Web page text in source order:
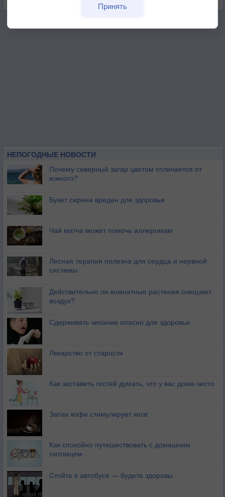
НЕПОГОДНЫЕ НОВОСТИ
Почему северный загар цветом отличается от
южного?
Букет сирени вреден для здоровья
Чай матча может помочь аллергикам
Лесная терапия полезна для сердца и нервной
системы
Действительно ли комнатные растения очищают
воздух?
Сдерживать чихание опасно для здоровья
Лекарство от старости
Как заставить гостей думать, что у вас дома чисто
Запах кофе стимулирует мозг
Как спокойно путешествовать с домашним
питомцем
Стойте в автобусе — будете здоровы
Принять